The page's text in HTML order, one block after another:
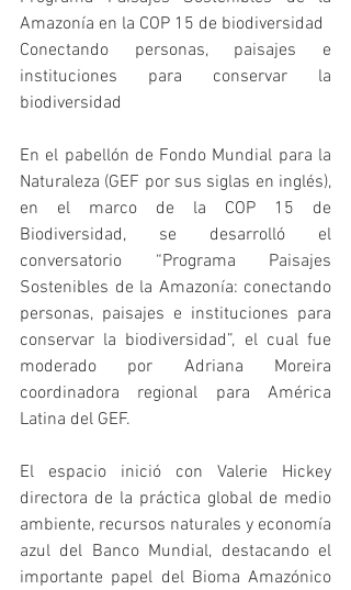
Amazonía en la COP 15 de biodiversidad
Conectando personas, paisajes e
instituciones para conservar la
biodiversidad
En el pabellón de Fondo Mundial para la
Naturaleza (GEF por sus siglas en inglés),
en el marco de la COP 15 de
Biodiversidad, se desarrolló el
conversatorio “Programa Paisajes
Sostenibles de la Amazonía: conectando
personas, paisajes e instituciones para
conservar la biodiversidad”, el cual fue
moderado por Adriana Moreira
coordinadora regional para América
Latina del GEF.
El espacio inició con Valerie Hickey
directora de la práctica global de medio
ambiente, recursos naturales y economía
azul del Banco Mundial, destacando el
importante papel del Bioma Amazónico